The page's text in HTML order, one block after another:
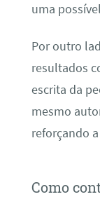
uma
Por outro
resultados
escrita da
mesmo
reforçando
Como